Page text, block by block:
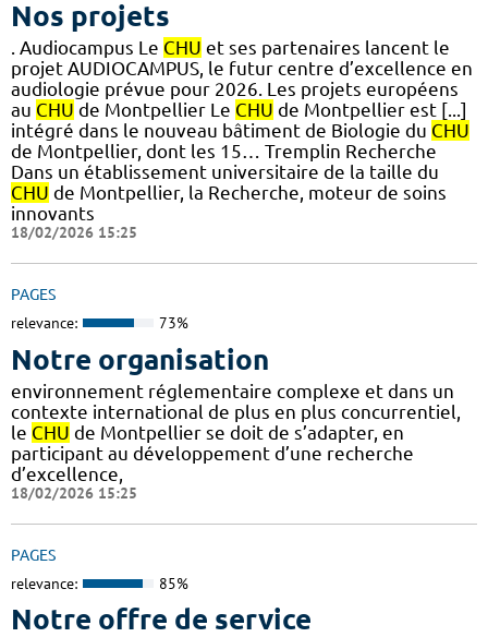
Nos projets
. Audiocampus Le CHU et ses partenaires lancent le
projet AUDIOCAMPUS, le futur centre d’excellence en
audiologie prévue pour 2026. Les projets européens
au CHU de Montpellier Le CHU de Montpellier est [...]
intégré dans le nouveau bâtiment de Biologie du CHU
de Montpellier, dont les 15… Tremplin Recherche
Dans un établissement universitaire de la taille du
CHU de Montpellier, la Recherche, moteur de soins
innovants
18/02/2026 15:25
PAGES
relevance: 73%
Notre organisation
environnement réglementaire complexe et dans un
contexte international de plus en plus concurrentiel,
le CHU de Montpellier se doit de s’adapter, en
participant au développement d’une recherche
d’excellence,
18/02/2026 15:25
PAGES
relevance: 85%
Notre offre de service